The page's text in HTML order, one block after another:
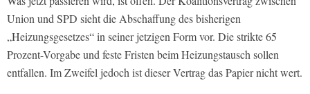
Union und SPD sieht die Abschaffung des bisherigen
„Heizungsgesetzes“ in seiner jetzigen Form vor. Die strikte 65
Prozent-Vorgabe und feste Fristen beim Heizungstausch sollen
entfallen. Im Zweifel jedoch ist dieser Vertrag das Papier nicht wert.